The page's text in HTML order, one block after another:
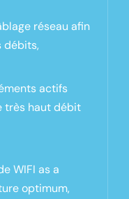
réseau afin
débits,
actifs
très haut débit
WIFI asa
optimum,